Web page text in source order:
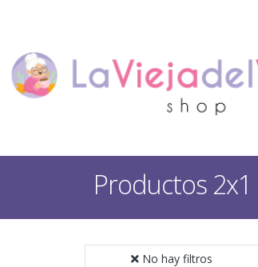
Productos 2x1
No hay filtros